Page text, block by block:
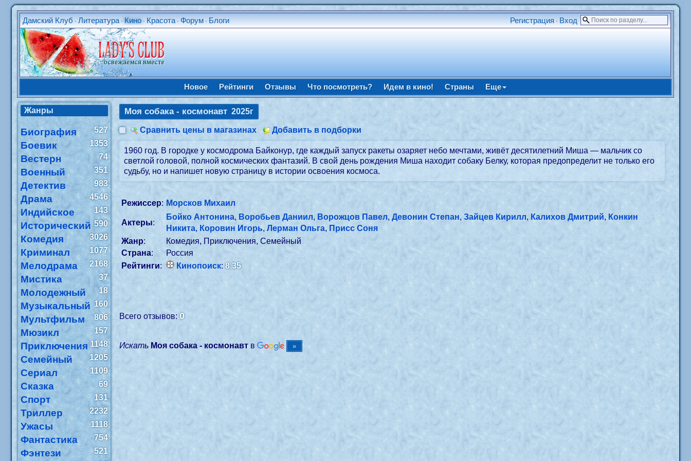
Дамский Клуб •Литература •Кино • Красота •Форум • Блоги Регистрация • Вход
Новое Рейтинги Отзывы Что посмотреть? Идем в кино! Страны Еще
Жанры
Биография 527
Боевик 1353
Вестерн 74
Военный 351
Детектив 983
Драма 4546
Индийское 143
Исторический 590
Комедия 3026
Криминал 1077
Мелодрама 2168
Мистика 37
Молодежный 18
Музыкальный 160
Мультфильм 806
Мюзикл 157
Приключения 1148
Семейный 1205
Сериал 1109
Сказка 69
Спорт 131
Триллер 2232
Ужасы 1118
Фантастика 754
Фэнтези
521
Моя собака - космонавт 2025г
Сравнить цены в магазинах Добавить в подборки
1960 год. В городке у космодрома Байконур, где каждый запуск ракеты озаряет небо мечтами, живёт десятилетний Миша — мальчик со
светлой головой, полной космических фантазий. В свой день рождения Миша находит собаку Белку, которая предопределит не только его
судьбу, но и напишет новую страницу в истории освоения космоса.
Режиссер: Морсков Михаил
Актеры:
Бойко Антонина, Воробьев Даниил,Ворожцов Павел,Девонин Степан,Зайцев Кирилл, Калихов Дмитрий, Конкин
Никита,Коровин Игорь,Лерман Ольга, Присс Соня
Жанр:
Комедия, Приключения, Семейный
Страна:
Россия
Рейтинги: Кинопоиск:8.35
Всего отзывов:0
Искать Моя собака - космонавт в